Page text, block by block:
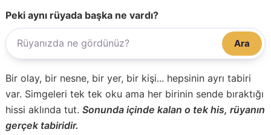
Peki aynı rüyada başka ne vardı?
Ara
Bir olay, bir nesne, bir yer, bir kişi... hepsinin ayrı tabiri
var. Simgeleri tek tek oku ama her birinin sende bıraktığı
hissi aklında tut. Sonunda içinde kalan o tek his, rüyanın
gerçek tabiridir.